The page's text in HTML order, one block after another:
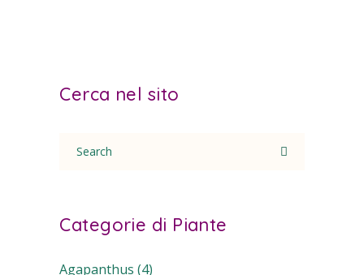
Cerca nel sito
for:
Categorie di Piante
Agapanthus (4)